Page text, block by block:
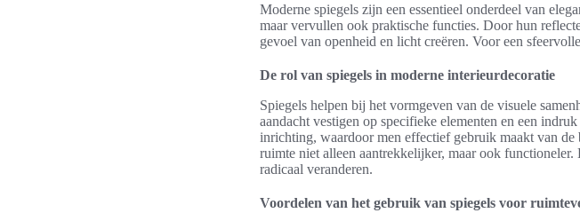
Moderne spiegels zijn een essentieel onderdeel van
maar vervullen ook praktische functies. Door hun
gevoel van openheid en licht creëren. Voor een
De rol van spiegels in moderne interieurdecoratie
Spiegels helpen bij het vormgeven van de visuele
aandacht vestigen op specifieke elementen en een
inrichting, waardoor men effectief gebruik maakt van de
ruimte niet alleen aantrekkelijker, maar ook
radicaal veranderen.
Voordelen van het gebruik van spiegels voor